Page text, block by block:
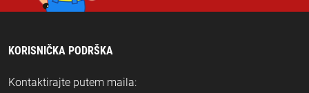
KORISNIČKA PODRŠKA
Kontaktirajte putem maila: